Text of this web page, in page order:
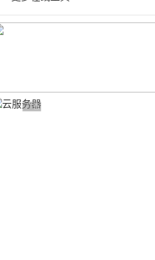
广告 商业广告，理性选择